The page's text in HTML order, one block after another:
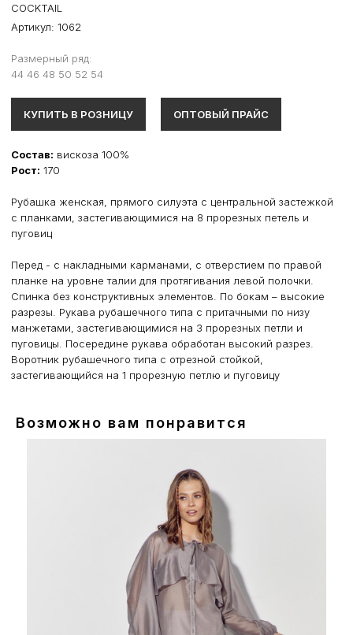
COCKTAIL
Артикул: 1062
Размерный ряд:
44 46 48 50 52 54
КУПИТЬ В РОЗНИЦУ ОПТОВЫЙ ПРАЙС
Состав: вискоза 100%
Рост: 170
Рубашка женская, прямого силуэта с центральной застежкой
с планками, застегивающимися на 8 прорезных петель и
пуговиц
Перед - с накладными карманами, с отверстием по правой
планке на уровне талии для протягивания левой полочки.
Спинка без конструктивных элементов. По бокам – высокие
разрезы. Рукава рубашечного типа с притачными по низу
манжетами, застегивающимися на 3 прорезных петли и
пуговицы. Посередине рукава обработан высокий разрез.
Воротник рубашечного типа с отрезной стойкой,
застегивающийся на 1 прорезную петлю и пуговицу
Возможно вам понравится